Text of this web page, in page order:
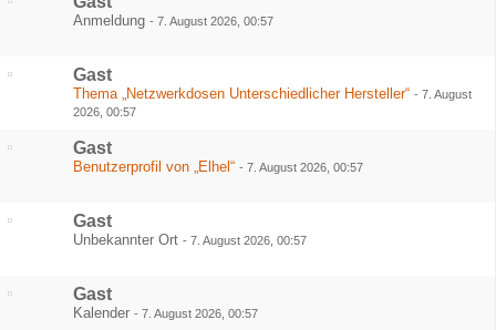
Anmeldung - 7. August 2026, 00:57
Gast
Thema „Netzwerkdosen Unterschiedlicher Hersteller“ - 7. August
2026, 00:57
Gast
Benutzerprofil von „Elhel“ - 7. August 2026, 00:57
Gast
Unbekannter Ort - 7. August 2026, 00:57
Gast
Kalender - 7. August 2026, 00:57